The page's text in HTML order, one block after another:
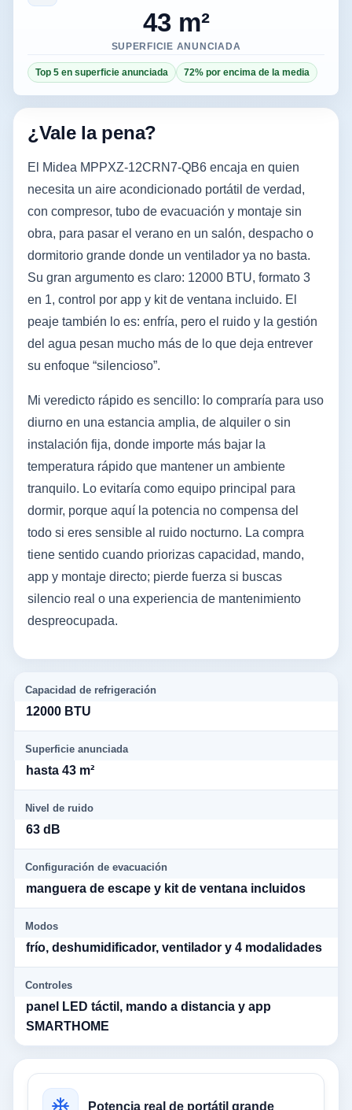
43 m²
SUPERFICIE ANUNCIADA
Top 5 en superficie anunciada 72% por encima de la media
¿Vale la pena?
El Midea MPPXZ-12CRN7-QB6 encaja en quien
necesita un aire acondicionado portátil de verdad,
con compresor, tubo de evacuación y montaje sin
obra, para pasar el verano en un salón, despacho o
dormitorio grande donde un ventilador ya no basta.
Su gran argumento es claro: 12000 BTU, formato 3
en 1, control por app y kit de ventana incluido. El
peaje también lo es: enfría, pero el ruido y la gestión
del agua pesan mucho más de lo que deja entrever
su enfoque “silencioso”.
Mi veredicto rápido es sencillo: lo compraría para uso
diurno en una estancia amplia, de alquiler o sin
instalación fija, donde importe más bajar la
temperatura rápido que mantener un ambiente
tranquilo. Lo evitaría como equipo principal para
dormir, porque aquí la potencia no compensa del
todo si eres sensible al ruido nocturno. La compra
tiene sentido cuando priorizas capacidad, mando,
app y montaje directo; pierde fuerza si buscas
silencio real o una experiencia de mantenimiento
despreocupada.
Capacidad de refrigeración
12000 BTU
Superficie anunciada
hasta 43 m²
Nivel de ruido
63 dB
Configuración de evacuación
manguera de escape y kit de ventana incluidos
Modos
frío, deshumidificador, ventilador y 4 modalidades
Controles
panel LED táctil, mando a distancia y app
SMARTHOME
Potencia real de portátil grande